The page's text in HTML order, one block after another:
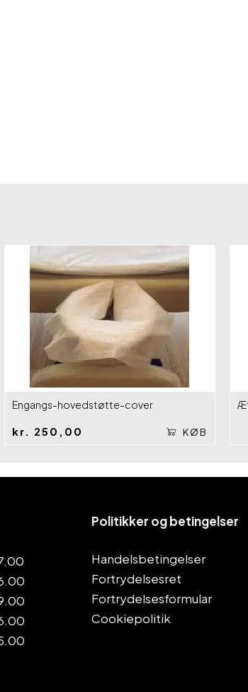
Engangs-hovedstøtte-cover
kr. 250,00 KØB
Politikker og betingelser
Handelsbetingelser
Fortrydelsesret
Fortrydelsesformular
Cookiepolitik